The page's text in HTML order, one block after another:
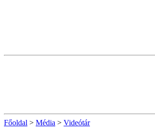
Főoldal > Média > Videótár